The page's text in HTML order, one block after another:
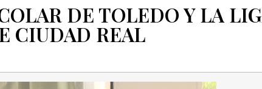
DE TOLEDO Y LA
CIUDAD REAL